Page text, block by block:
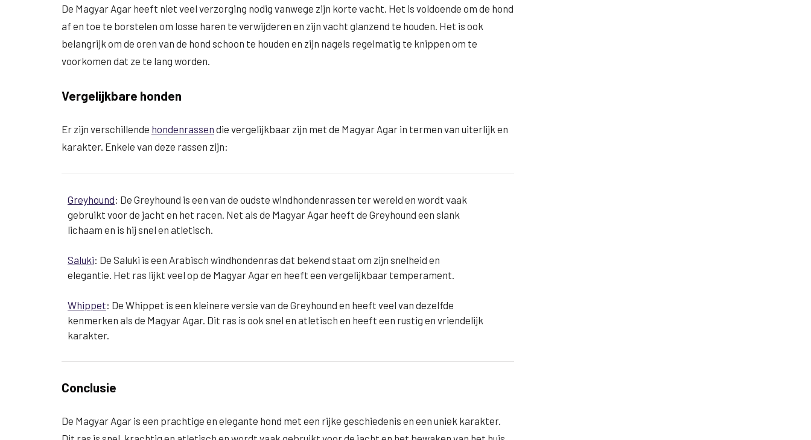
De Magyar Agar heeft niet veel verzorging nodig vanwege zijn korte vacht. Het is voldoende om de hond
af en toe te borstelen om losse haren te verwijderen en zijn vacht glanzend te houden. Het is ook
belangrijk om de oren van de hond schoon te houden en zijn nagels regelmatig te knippen om te
voorkomen dat ze te lang worden.
Vergelijkbare honden
Er zijn verschillende hondenrassen die vergelijkbaar zijn met de Magyar Agar in termen van uiterlijk en
karakter. Enkele van deze rassen zijn:
Greyhound: De Greyhound is een van de oudste windhondenrassen ter wereld en wordt vaak
gebruikt voor de jacht en het racen. Net als de Magyar Agar heeft de Greyhound een slank
lichaam en is hij snel en atletisch.
Saluki: De Saluki is een Arabisch windhondenras dat bekend staat om zijn snelheid en
elegantie. Het ras lijkt veel op de Magyar Agar en heeft een vergelijkbaar temperament.
Whippet: De Whippet is een kleinere versie van de Greyhound en heeft veel van dezelfde
kenmerken als de Magyar Agar. Dit ras is ook snel en atletisch en heeft een rustig en vriendelijk
karakter.
Conclusie
De Magyar Agar is een prachtige en elegante hond met een rijke geschiedenis en een uniek karakter.